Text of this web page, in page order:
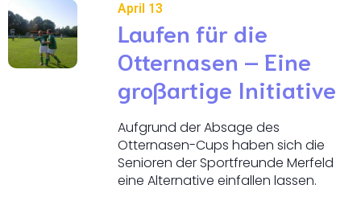
April 13
Laufen für die
Otternasen – Eine
großartige Initiative
Aufgrund der Absage des
Otternasen-Cups haben sich die
Senioren der Sportfreunde Merfeld
eine Alternative einfallen lassen.